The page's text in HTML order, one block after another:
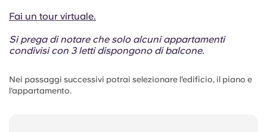
Fai un tour virtuale.
Si prega di notare che solo alcuni appartamenti
condivisi con 3 letti dispongono di balcone.
Nei passaggi successivi potrai selezionare l'edificio, il piano e
l'appartamento.